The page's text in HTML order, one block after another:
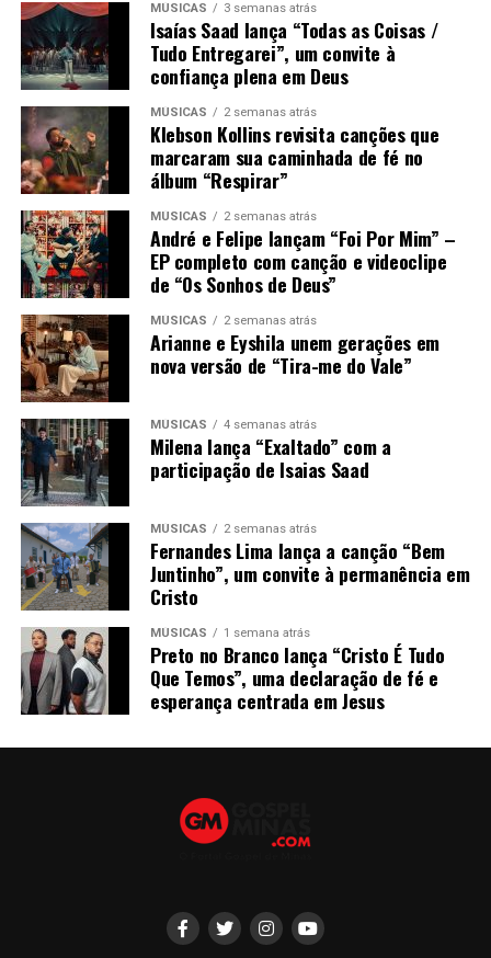
MÚSICAS 3 semanas atrás
Isaías Saad lança “Todas as Coisas /
Tudo Entregarei”, um convite à
confiança plena em Deus
MÚSICAS 2 semanas atrás
Klebson Kollins revisita canções que
marcaram sua caminhada de fé no
álbum “Respirar”
MÚSICAS 2 semanas atrás
André e Felipe lançam “Foi Por Mim” –
EP completo com canção e videoclipe
de “Os Sonhos de Deus”
MÚSICAS 2 semanas atrás
Arianne e Eyshila unem gerações em
nova versão de “Tira-me do Vale”
MÚSICAS 4 semanas atrás
Milena lança “Exaltado” com a
participação de Isaias Saad
MÚSICAS 2 semanas atrás
Fernandes Lima lança a canção “Bem
Juntinho”, um convite à permanência em
Cristo
MÚSICAS 1 semana atrás
Preto no Branco lança “Cristo É Tudo
Que Temos”, uma declaração de fé e
esperança centrada em Jesus